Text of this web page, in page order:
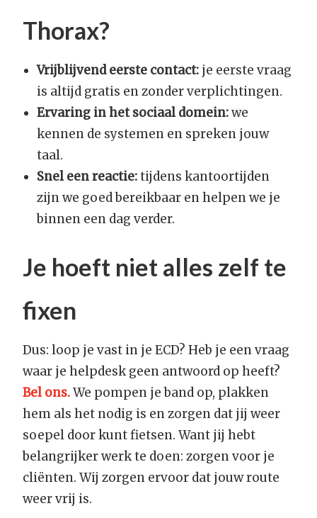
Thorax?
Vrijblijvend eerste contact: je eerste vraag
is altijd gratis en zonder verplichtingen.
Ervaring in het sociaal domein:we
kennen de systemen en spreken jouw
taal.
Snel een reactie:tijdens kantoortijden
zijn we goed bereikbaar en helpen we je
binnen een dag verder.
Je hoeft niet alles zelf te
fixen
Dus: loop je vast in je ECD? Heb je een vraag
waar je helpdesk geen antwoord op heeft?
Bel ons.We pompen je band op, plakken
hem als het nodig is en zorgen dat jij weer
soepel door kunt fietsen. Want jij hebt
belangrijker werk te doen: zorgen voor je
cliënten. Wij zorgen ervoor dat jouw route
weer vrij is.